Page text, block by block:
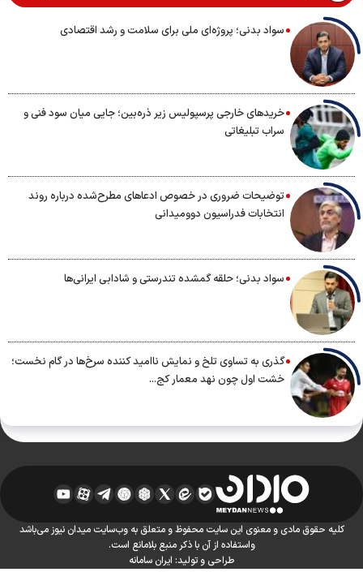
سواد بدنی؛ پروژه‌ای ملی برای سلامت و رشد اقتصادی
خریدهای خارجی پرسپولیس زیر ذره‌بین؛ جایی میان سود فنی و
سراب تبلیغاتی
توضیحات ضروری در خصوص ادعاهای مطرح‌شده درباره روند
انتخابات فدراسیون دوومیدانی
سواد بدنی؛ حلقه گمشده تندرستی و شادابی ایرانی‌ها
گذری به تساوی تلخ و نمایش ناامید کننده سرخ‌ها در گام نخست؛
خشت اول چون نهد معمار کج...
کلیه حقوق مادی و معنوی این سایت محفوظ و متعلق به وب‌سایت میدان نیوز می‌باشد
واستفاده از آن با ذکر منبع بلامانع است.
طراحی و تولید:ایران سامانه